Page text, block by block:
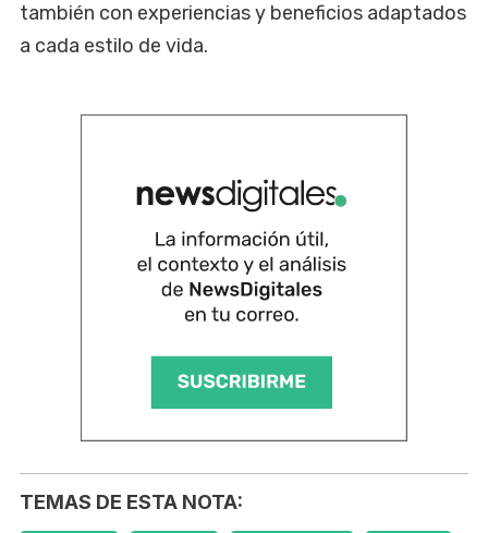
también con experiencias y beneficios adaptados
a cada estilo de vida.
TEMAS DE ESTA NOTA: